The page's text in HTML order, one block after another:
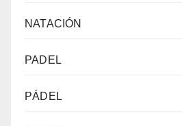
NATACIÓN
PADEL
PÁDEL